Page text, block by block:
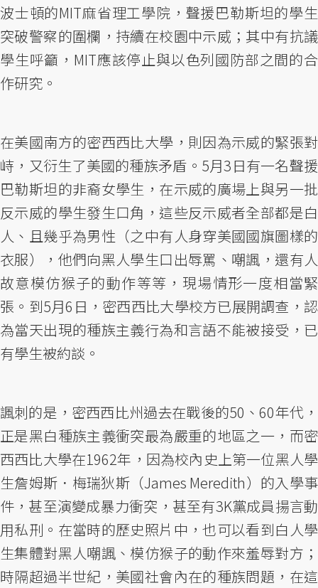
波士頓的MIT麻省理工學院，聲援巴勒斯坦的學生
突破警察的圍欄，持續在校園中示威；其中有抗議
學生呼籲，MIT應該停止與以色列國防部之間的合
作研究。
在美國南方的密西西比大學，則因為示威的緊張對
峙，又衍生了美國的種族矛盾。5月3日有一名聲援
巴勒斯坦的非裔女學生，在示威的廣場上與另一批
反示威的學生發生口角，這些反示威者全部都是白
人、且幾乎為男性（之中有人身穿美國國旗圖樣的
衣服），他們向黑人學生口出辱罵、嘲諷，還有人
故意模仿猴子的動作等等，現場情形一度相當緊
張。到5月6日，密西西比大學校方已展開調查，認
為當天出現的種族主義行為和言語不能被接受，已
有學生被約談。
諷刺的是，密西西比州過去在戰後的50、60年代，
正是黑白種族主義衝突最為嚴重的地區之一，而密
西西比大學在1962年，因為校內史上第一位黑人學
生詹姆斯．梅瑞狄斯（James Meredith）的入學事
件，甚至演變成暴力衝突，甚至有3K黨成員揚言動
用私刑。在當時的歷史照片中，也可以看到白人學
生集體對黑人嘲諷、模仿猴子的動作來羞辱對方；
時隔超過半世紀，美國社會內在的種族問題，在這